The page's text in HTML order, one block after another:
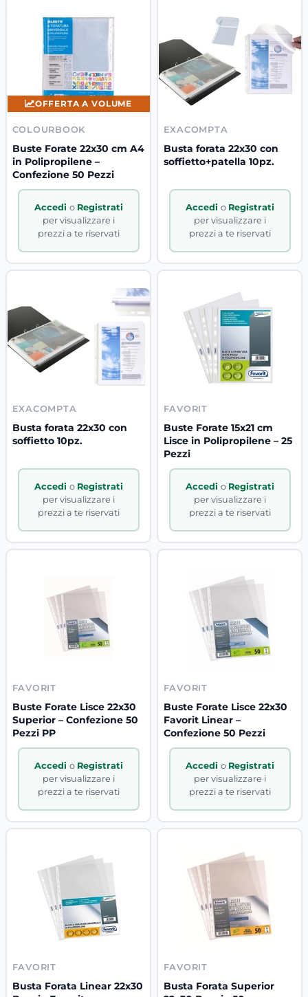
OFFERTA A VOLUME
COLOURBOOK
Buste Forate 22x30 cm A4
in Polipropilene –
Confezione 50 Pezzi
Accedi o Registrati
per visualizzare i
prezzi a te riservati
EXACOMPTA
Busta forata 22x30 con
soffietto+patella 10pz.
Accedi o Registrati
per visualizzare i
prezzi a te riservati
EXACOMPTA
Busta forata 22x30 con
soffietto 10pz.
Accedi o Registrati
per visualizzare i
prezzi a te riservati
FAVORIT
Buste Forate 15x21 cm
Lisce in Polipropilene – 25
Pezzi
Accedi o Registrati
per visualizzare i
prezzi a te riservati
FAVORIT
Buste Forate Lisce 22x30
Superior – Confezione 50
Pezzi PP
Accedi o Registrati
per visualizzare i
prezzi a te riservati
FAVORIT
Buste Forate Lisce 22x30
Favorit Linear –
Confezione 50 Pezzi
Accedi o Registrati
per visualizzare i
prezzi a te riservati
FAVORIT
Busta Forata Linear 22x30
FAVORIT
Busta Forata Superior